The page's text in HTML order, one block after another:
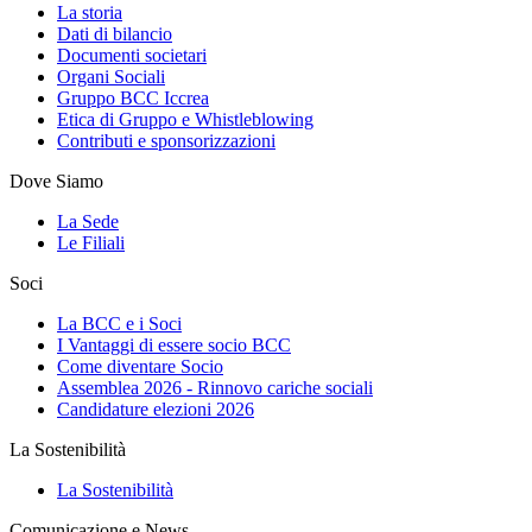
La storia
Dati di bilancio
Documenti societari
Organi Sociali
Gruppo BCC Iccrea
Etica di Gruppo e Whistleblowing
Contributi e sponsorizzazioni
Dove Siamo
La Sede
Le Filiali
Soci
La BCC e i Soci
I Vantaggi di essere socio BCC
Come diventare Socio
Assemblea 2026 - Rinnovo cariche sociali
Candidature elezioni 2026
La Sostenibilità
La Sostenibilità